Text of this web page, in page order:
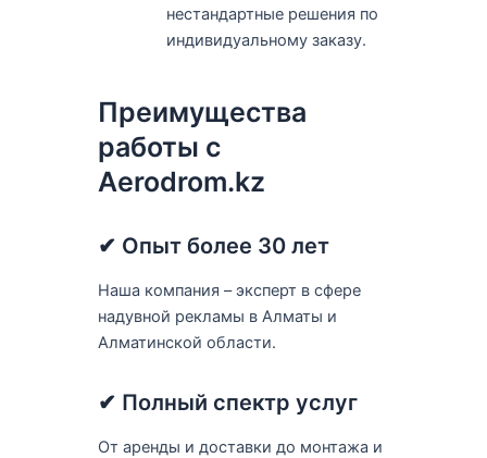
нестандартные решения по
индивидуальному заказу.
Преимущества
работы с
Aerodrom.kz
✔ Опыт более 30 лет
Наша компания – эксперт в сфере
надувной рекламы в Алматы и
Алматинской области.
✔ Полный спектр услуг
От аренды и доставки до монтажа и